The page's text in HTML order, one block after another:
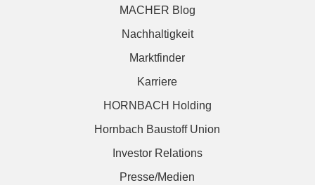
MACHER Blog
Nachhaltigkeit
Marktfinder
Karriere
HORNBACH Holding
Hornbach Baustoff Union
Investor Relations
Presse/Medien